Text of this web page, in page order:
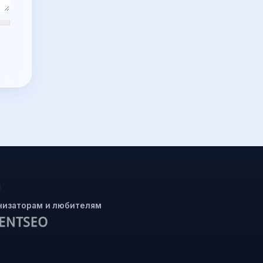
и любителям